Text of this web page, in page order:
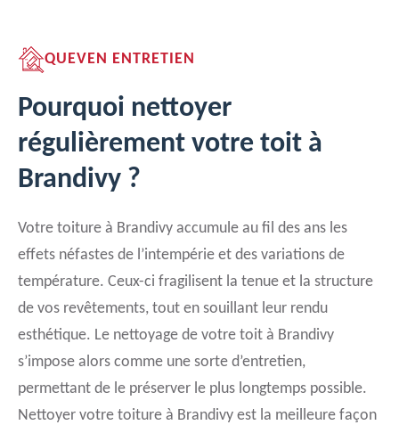
QUEVEN ENTRETIEN
Pourquoi nettoyer
régulièrement votre toit à
Brandivy ?
Votre toiture à Brandivy accumule au fil des ans les
effets néfastes de l’intempérie et des variations de
température. Ceux-ci fragilisent la tenue et la structure
de vos revêtements, tout en souillant leur rendu
esthétique. Le nettoyage de votre toit à Brandivy
s’impose alors comme une sorte d’entretien,
permettant de le préserver le plus longtemps possible.
Nettoyer votre toiture à Brandivy est la meilleure façon